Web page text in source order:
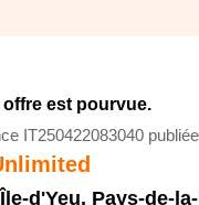
offre est pourvue.
IT250422083040
d'Yeu, Pays-de-